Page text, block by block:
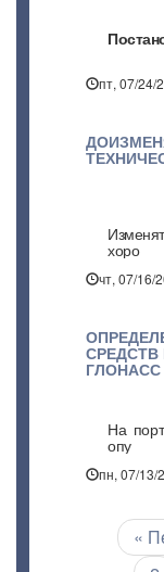
пт, 07/24/
хоро
чт, 07/16/
ГЛОНАСС
На
опу
пн, 07/13/
страниц
«